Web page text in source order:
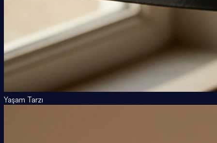
Yaşam Tarzı